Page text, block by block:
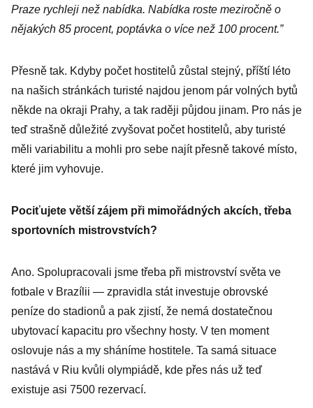
Praze rychleji než nabídka. Nabídka roste meziročně o
nějakých 85 procent, poptávka o více než 100 procent.”
Přesně tak. Kdyby počet hostitelů zůstal stejný, příští léto
na našich stránkách turisté najdou jenom pár volných bytů
někde na okraji Prahy, a tak raději půjdou jinam. Pro nás je
teď strašně důležité zvyšovat počet hostitelů, aby turisté
měli variabilitu a mohli pro sebe najít přesně takové místo,
které jim vyhovuje.
Pociťujete větší zájem při mimořádných akcích, třeba
sportovních mistrovstvích?
Ano. Spolupracovali jsme třeba při mistrovství světa ve
fotbale v Brazílii — zpravidla stát investuje obrovské
peníze do stadionů a pak zjistí, že nemá dostatečnou
ubytovací kapacitu pro všechny hosty. V ten moment
oslovuje nás a my sháníme hostitele. Ta samá situace
nastává v Riu kvůli olympiádě, kde přes nás už teď
existuje asi 7500 rezervací.